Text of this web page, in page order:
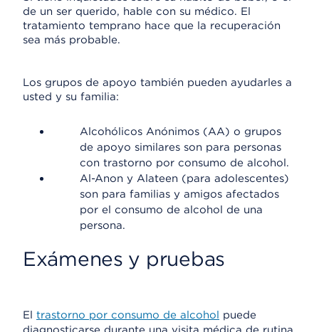
de un ser querido, hable con su médico. El
tratamiento temprano hace que la recuperación
sea más probable.
Los grupos de apoyo también pueden ayudarles a
usted y su familia:
Alcohólicos Anónimos (AA) o grupos
de apoyo similares son para personas
con trastorno por consumo de alcohol.
Al-Anon y Alateen (para adolescentes)
son para familias y amigos afectados
por el consumo de alcohol de una
persona.
Exámenes y pruebas
El trastorno por consumo de alcohol puede